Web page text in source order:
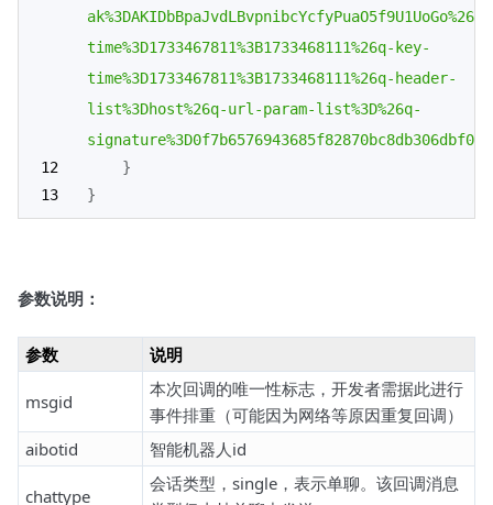
time%3D1733467811%3B1733468111%26q-key-
time%3D1733467811%3B1733468111%26q-header-
list%3Dhost%26q-url-param-list%3D%26q-
}
}
参数说明：
参数 说明
msgid
本次回调的唯一性标志，开发者需据此进行
事件排重（可能因为网络等原因重复回调）
aibotid
智能机器人id
chattype
会话类型，single，表示单聊。该回调消息